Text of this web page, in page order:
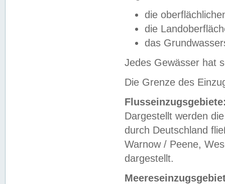
die
die
das
Jedes Gewässer hat
Die Grenze des
Dargestellt werden
durch Deutschland
Warnow / Peene,
dargestellt.